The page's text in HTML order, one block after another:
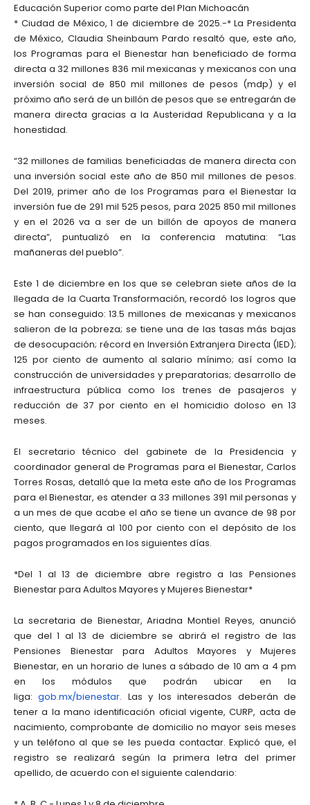
Educación Superior como parte del Plan Michoacán
* Ciudad de México, 1 de diciembre de 2025.-* La Presidenta
de México, Claudia Sheinbaum Pardo resaltó que, este año,
los Programas para el Bienestar han beneficiado de forma
directa a 32 millones 836 mil mexicanas y mexicanos con una
inversión social de 850 mil millones de pesos (mdp) y el
próximo año será de un billón de pesos que se entregarán de
manera directa gracias a la Austeridad Republicana y a la
honestidad.
“32 millones de familias beneficiadas de manera directa con
una inversión social este año de 850 mil millones de pesos.
Del 2019, primer año de los Programas para el Bienestar la
inversión fue de 291 mil 525 pesos, para 2025 850 mil millones
y en el 2026 va a ser de un billón de apoyos de manera
directa”, puntualizó en la conferencia matutina: “Las
mañaneras del pueblo”.
Este 1 de diciembre en los que se celebran siete años de la
llegada de la Cuarta Transformación, recordó los logros que
se han conseguido: 13.5 millones de mexicanas y mexicanos
salieron de la pobreza; se tiene una de las tasas más bajas
de desocupación; récord en Inversión Extranjera Directa (IED);
125 por ciento de aumento al salario mínimo; así como la
construcción de universidades y preparatorias; desarrollo de
infraestructura pública como los trenes de pasajeros y
reducción de 37 por ciento en el homicidio doloso en 13
meses.
El secretario técnico del gabinete de la Presidencia y
coordinador general de Programas para el Bienestar, Carlos
Torres Rosas, detalló que la meta este año de los Programas
para el Bienestar, es atender a 33 millones 391 mil personas y
a un mes de que acabe el año se tiene un avance de 98 por
ciento, que llegará al 100 por ciento con el depósito de los
pagos programados en los siguientes días.
*Del 1 al 13 de diciembre abre registro a las Pensiones
Bienestar para Adultos Mayores y Mujeres Bienestar*
La secretaria de Bienestar, Ariadna Montiel Reyes, anunció
que del 1 al 13 de diciembre se abrirá el registro de las
Pensiones Bienestar para Adultos Mayores y Mujeres
Bienestar, en un horario de lunes a sábado de 10 am a 4 pm
en los módulos que podrán ubicar en la
liga:gob.mx/bienestar. Las y los interesados deberán de
tener a la mano identificación oficial vigente, CURP, acta de
nacimiento, comprobante de domicilio no mayor seis meses
y un teléfono al que se les pueda contactar. Explicó que, el
registro se realizará según la primera letra del primer
apellido, de acuerdo con el siguiente calendario: